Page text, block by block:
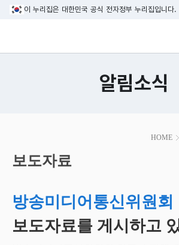
본문 바로가
이 누리집은 대한민국 공식 전자정부 누리집입니다.
방송미디어통신위원회
알림소식
HOME
시
작
보도자료
방송미디어통신위원회
보도자료를 게시하고